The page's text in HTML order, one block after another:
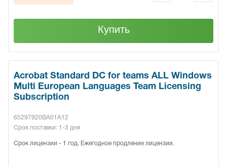
Купить
Acrobat Standard DC for teams ALL Windows
Multi European Languages Team Licensing
Subscription
65297920BA01A12
Срок поставки: 1-3 дня
Срок лицензии - 1 год. Ежегодное продление лицензии.